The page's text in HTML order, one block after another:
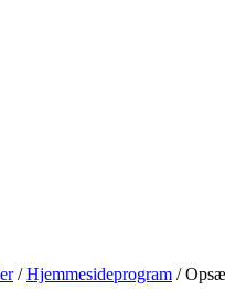
/Hjemmesideprogram /